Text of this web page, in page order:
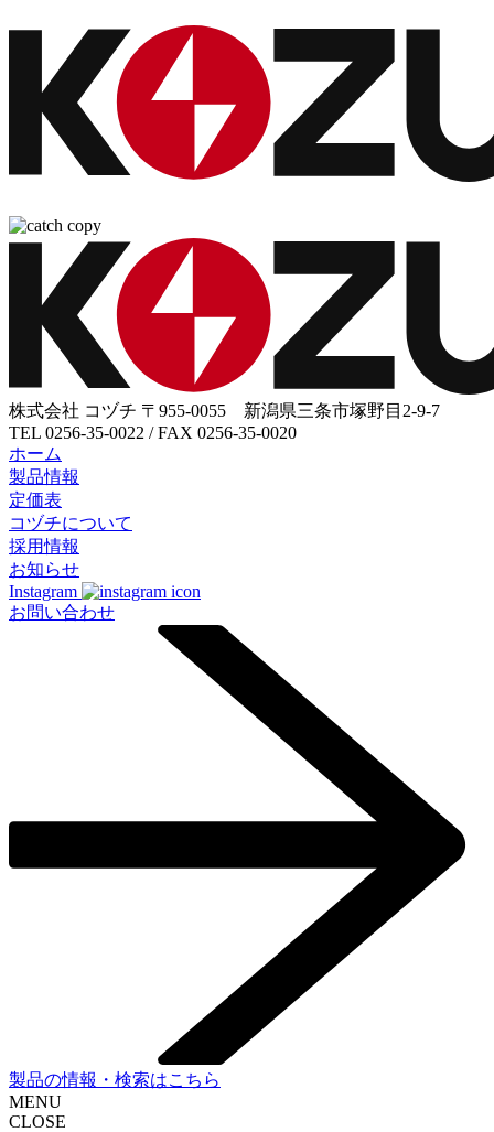
株式会社 コヅチ 〒955-0055 新潟県三条市塚野目2-9-7
TEL 0256-35-0022 / FAX 0256-35-0020
ホーム
製品情報
定価表
コヅチについて
採用情報
お知らせ
Instagram
お問い合わせ
製品の情報・検索はこちら
MENU
CLOSE